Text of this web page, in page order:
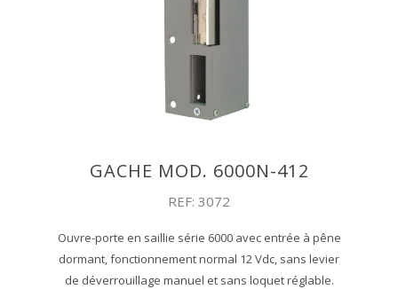
GACHE MOD. 6000N-412
REF: 3072
Ouvre-porte en saillie série 6000 avec entrée à pêne
dormant, fonctionnement normal 12 Vdc, sans levier
de déverrouillage manuel et sans loquet réglable.